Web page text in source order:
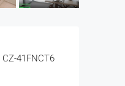
CZ-41FNCT6